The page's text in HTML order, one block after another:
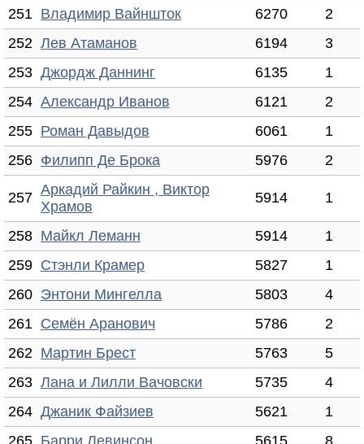
251 Владимир Вайншток 6270
2
252 Лев Атаманов 6194
3
253 Джордж Даннинг 6135
1
254 Александр Иванов 6121
2
255 Роман Давыдов 6061
1
256 Филипп Де Брока 5976 2
257 Аркадий Райкин , Виктор
Храмов
5914 1
258 Майкл Леманн 5914
1
259 Стэнли Крамер 5827
1
260 Энтони Мингелла 5803
4
261 Семён Аранович 5786
2
262 Мартин Брест 5763
5
263 Лана и Лилли Вачовски 5735
4
264 Джаник Файзиев 5621
1